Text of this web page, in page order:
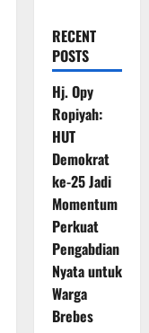
RECENT
POSTS
Hj. Opy
Ropiyah:
HUT
Demokrat
ke-25 Jadi
Momentum
Perkuat
Pengabdian
Nyata untuk
Warga
Brebes